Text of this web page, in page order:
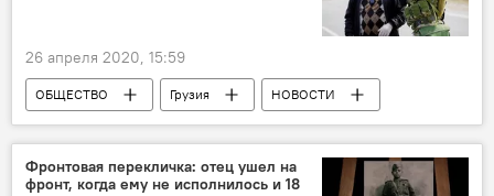
26 апреля 2020, 15:59
ОБЩЕСТВО Грузия
НОВОСТИ
1TV – Первый канал. Общественное телевидение Грузии
Коронавирус COVID-19
Фронтовая перекличка: отец ушел на
фронт, когда ему не исполнилось и 18